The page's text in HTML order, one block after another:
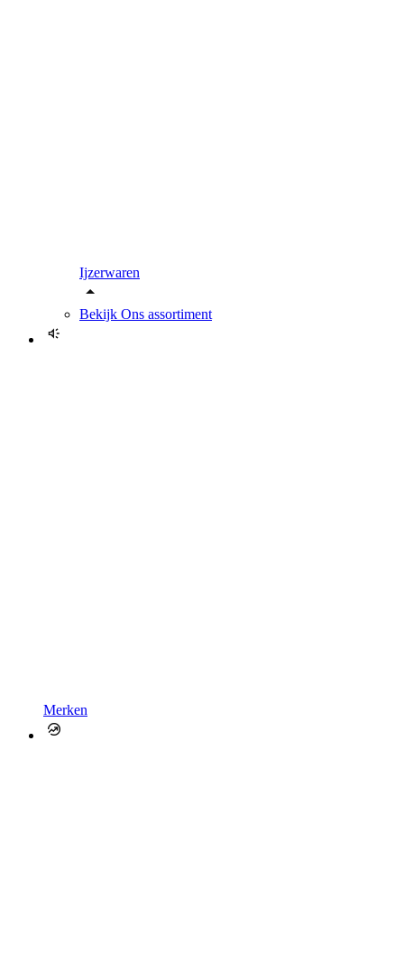
Ijzerwaren
Bekijk Ons assortiment
Merken